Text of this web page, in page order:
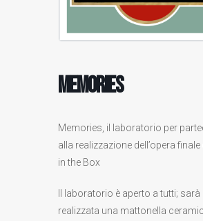
MEMORIES
Memories, il laboratorio per
alla realizzazione dell’opera finale
in the Box
Il laboratorio è aperto a tutti; sarà
realizzata una mattonella